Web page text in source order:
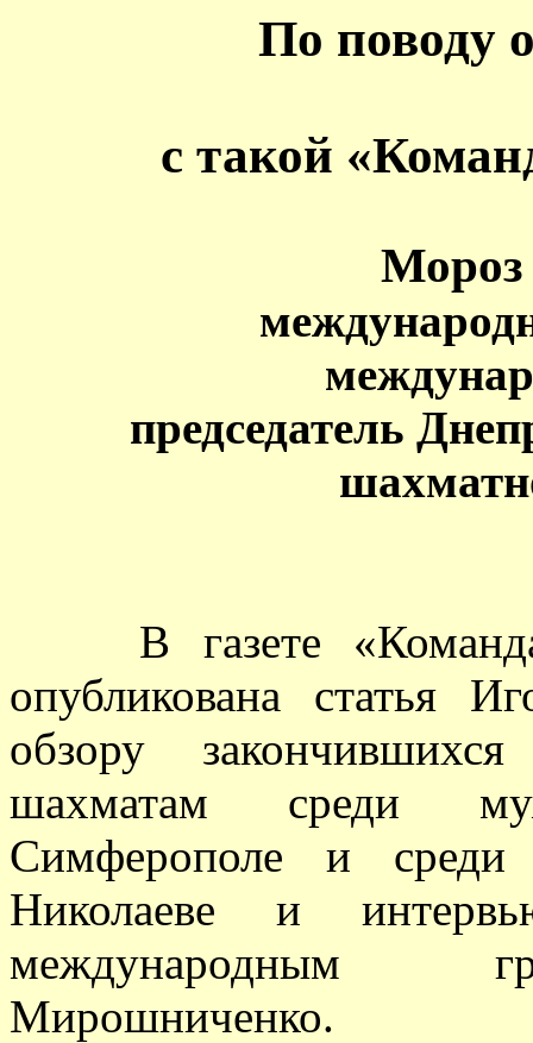
По поводу
с такой
Мороз
председатель
В газете
опубликована статья
обзору
шахматам среди
Симферополе и
Николаеве и
международным
Мирошниченко.